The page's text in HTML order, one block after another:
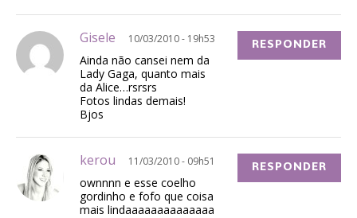
Gisele 10/03/2010 - 19h53
Ainda não cansei nem da
Lady Gaga, quanto mais
da Alice…rsrsrs
Fotos lindas demais!
Bjos
RESPONDER
kerou 11/03/2010 - 09h51
ownnnn e esse coelho
gordinho e fofo que coisa
mais lindaaaaaaaaaaaaaa
RESPONDER